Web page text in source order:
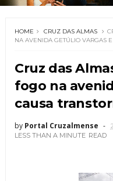
HOME CRUZ DAS ALMAS
NA AVENIDA GETÚLIO VARGAS
Cruz das
fogo na
causa
by Portal Cruzalmense
LESS THAN A MINUTE READ